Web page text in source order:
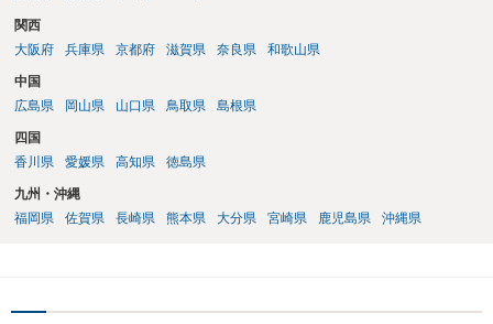
関西
大阪府
兵庫県 京都府 滋賀県 奈良県 和歌山県
中国
広島県
岡山県 山口県 鳥取県 島根県
四国
香川県
愛媛県 高知県 徳島県
九州・沖縄
福岡県
佐賀県 長崎県 熊本県 大分県 宮崎県 鹿児島県 沖縄県